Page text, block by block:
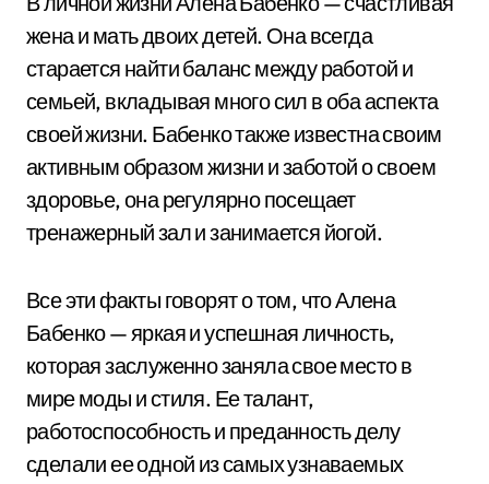
жена и мать двоих детей. Она всегда
старается найти баланс между работой и
семьей, вкладывая много сил в оба аспекта
своей жизни. Бабенко также известна своим
активным образом жизни и заботой о своем
здоровье, она регулярно посещает
тренажерный зал и занимается йогой.
Все эти факты говорят о том, что Алена
Бабенко — яркая и успешная личность,
которая заслуженно заняла свое место в
мире моды и стиля. Ее талант,
работоспособность и преданность делу
сделали ее одной из самых узнаваемых